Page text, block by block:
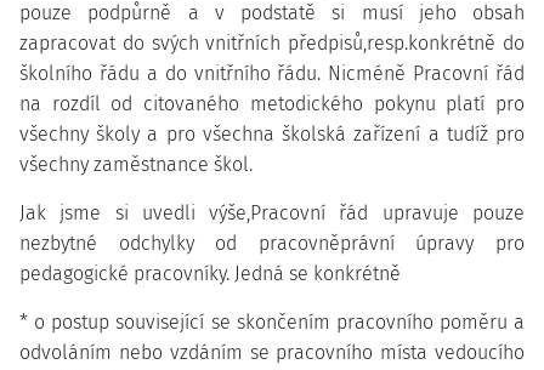
pouze podpůrně a v podstatě si musí jeho obsah
zapracovat do svých vnitřních předpisů,resp.konkrétně do
školního řádu a do vnitřního řádu. Nicméně Pracovní řád
na rozdíl od citovaného metodického pokynu platí pro
všechny školy a pro všechna školská zařízení a tudíž pro
všechny zaměstnance škol.
Jak jsme si uvedli výše,Pracovní řád upravuje pouze
nezbytné odchylky od pracovněprávní úpravy pro
pedagogické pracovníky. Jedná se konkrétně
* o postup související se skončením pracovního poměru a
odvoláním nebo vzdáním se pracovního místa vedoucího